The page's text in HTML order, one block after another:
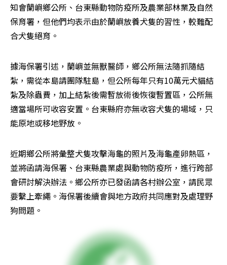
知會蘭嶼鄉公所、台東縣動物防疫所及農業部林業及自然
保育署，但他們均表示由於蘭嶼放養犬隻的習性，較難配
合犬隻絕育。
據海保署引述，蘭嶼並無獸醫師，鄉公所無法隨抓隨結
紮，需從本島請團隊駐島，但公所每年只有10萬元犬貓結
紮及除蟲費，加上結紮後需暫放術後恢復暫置區，公所無
適當場所可收容安置。台東縣府亦無收容犬隻的場域，只
能原地或移地野放。
近期鄉公所將彙整犬隻攻擊海龜的照片及海龜產卵熱區，
並將函請海保署、台東縣農業處與動物防疫所，進行跨部
會研討解決辦法。鄉公所亦已發函請各村辦公室，請民眾
要繫上牽繩。海保署後續會與地方政府共同應對及處理野
狗問題。